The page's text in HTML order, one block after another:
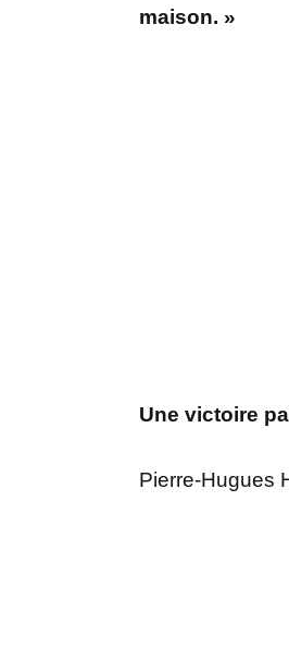
maison. »
Une victoire
Pierre-Hugues